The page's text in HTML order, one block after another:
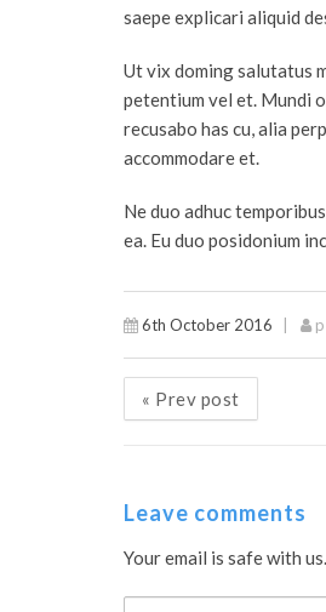
saepe explicari aliquid
Ut vix doming salutatus
petentium vel et. Mundi
recusabo has cu, alia
accommodare et.
Ne duo adhuc
ea. Eu duo posidonium
6th October 2016
« Prev post
Leave comments
Your email is safe with us.